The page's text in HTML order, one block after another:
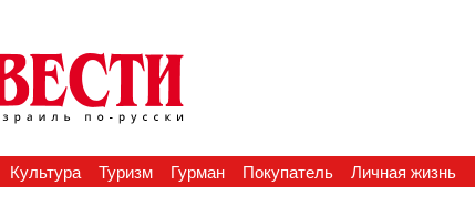
Культура Туризм Гурман Покупатель Личная жизнь